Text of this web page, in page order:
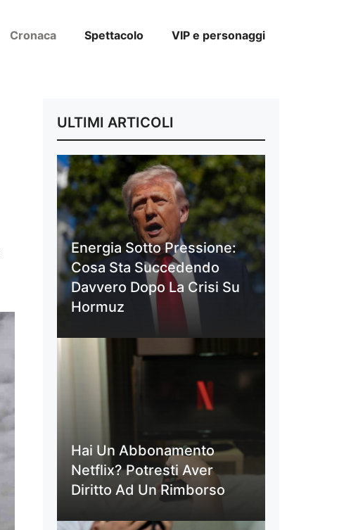
Cronaca Spettacolo VIP e personaggi
ULTIMI ARTICOLI
Energia Sotto Pressione:
Cosa Sta Succedendo
Davvero Dopo La Crisi Su
Hormuz
Hai Un Abbonamento
Netflix? Potresti Aver
Diritto Ad Un Rimborso